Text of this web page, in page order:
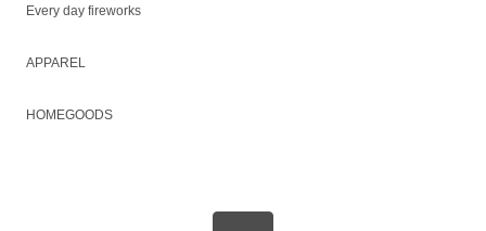
Every day fireworks
APPAREL
HOMEGOODS